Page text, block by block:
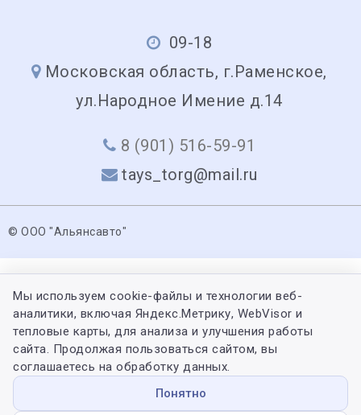
09-18
Московская область, г.Раменское,
ул.Народное Имение д.14
8 (901) 516-59-91
tays_torg@mail.ru
© ООО "Альянсавто"
Мы используем cookie-файлы и технологии веб-
аналитики, включая Яндекс.Метрику, WebVisor и
тепловые карты, для анализа и улучшения работы
сайта. Продолжая пользоваться сайтом, вы
соглашаетесь на обработку данных.
Понятно